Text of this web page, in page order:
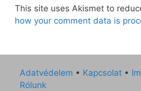
This site uses Akismet to
how your comment data is
Adatvédelem • Kapcsolat •
Rólunk